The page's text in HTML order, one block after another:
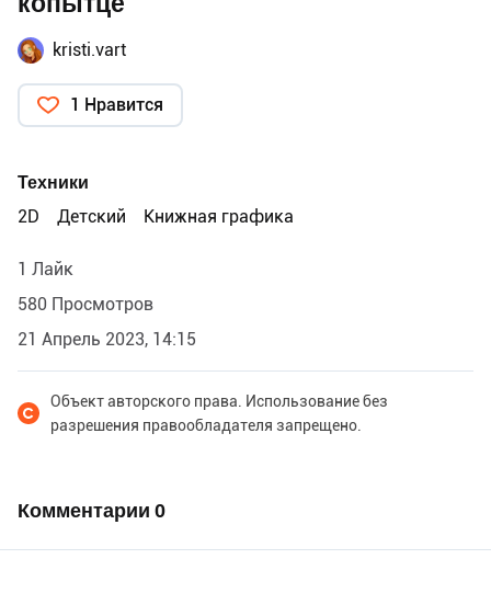
kristi.vart
1 Нравится
Техники
2D
Детский Книжная графика
1 Лайк
580 Просмотров
21 Апрель 2023, 14:15
Объект авторского права. Использование без
разрешения правообладателя запрещено.
Комментарии 0